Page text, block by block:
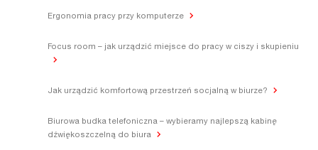
Ergonomia pracy przy komputerze
Focus room – jak urządzić miejsce do pracy w ciszy i skupieniu
Jak urządzić komfortową przestrzeń socjalną w biurze?
Biurowa budka telefoniczna – wybieramy najlepszą kabinę
dźwiękoszczelną do biura